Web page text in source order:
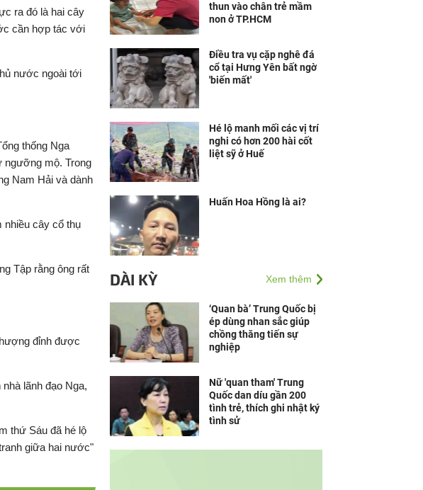
ra đó là hai cây
cần hợp tác với
nước ngoài tới
thống Nga
ngưỡng mộ. Trong
Nam Hải và dành
nhiều cây cổ thụ
Tập rằng ông rất
đỉnh được
lãnh đạo Nga,
thứ Sáu đã hé lộ
giữa hai nước"
thun vào chân trẻ mầm
non ở TP.HCM
Điều tra vụ cặp nghê đá
cổ tại Hưng Yên bất ngờ
'biến mất'
Hé lộ manh mối các vị trí
nghi có hơn 200 hài cốt
liệt sỹ ở Huế
Huấn Hoa Hồng là ai?
DÀI KỲ Xem thêm
‘Quan bà’ Trung Quốc bị
ép dùng nhan sắc giúp
chồng thăng tiến sự
nghiệp
Nữ 'quan tham' Trung
Quốc dan díu gần 200
tình trẻ, thích ghi nhật ký
tình sử